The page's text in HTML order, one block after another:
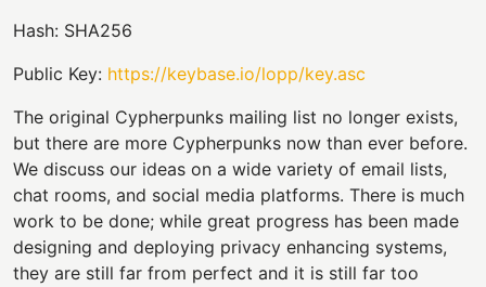
Hash: SHA256
Public Key: https://keybase.io/lopp/key.asc
The original Cypherpunks mailing list no longer exists,
but there are more Cypherpunks now than ever before.
We discuss our ideas on a wide variety of email lists,
chat rooms, and social media platforms. There is much
work to be done; while great progress has been made
designing and deploying privacy enhancing systems,
they are still far from perfect and it is still far too